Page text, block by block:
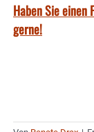
Haben Sie einen
gerne!